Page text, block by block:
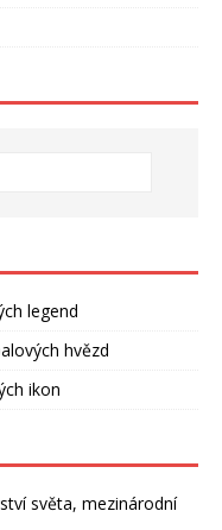
legend
hvězd
ikon
světa, mezinárodní